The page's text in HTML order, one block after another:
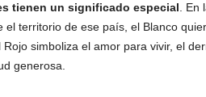
tienen un significado especial .
el territorio de ese país, el Blanco
simboliza el amor para vivir, el
generosa.